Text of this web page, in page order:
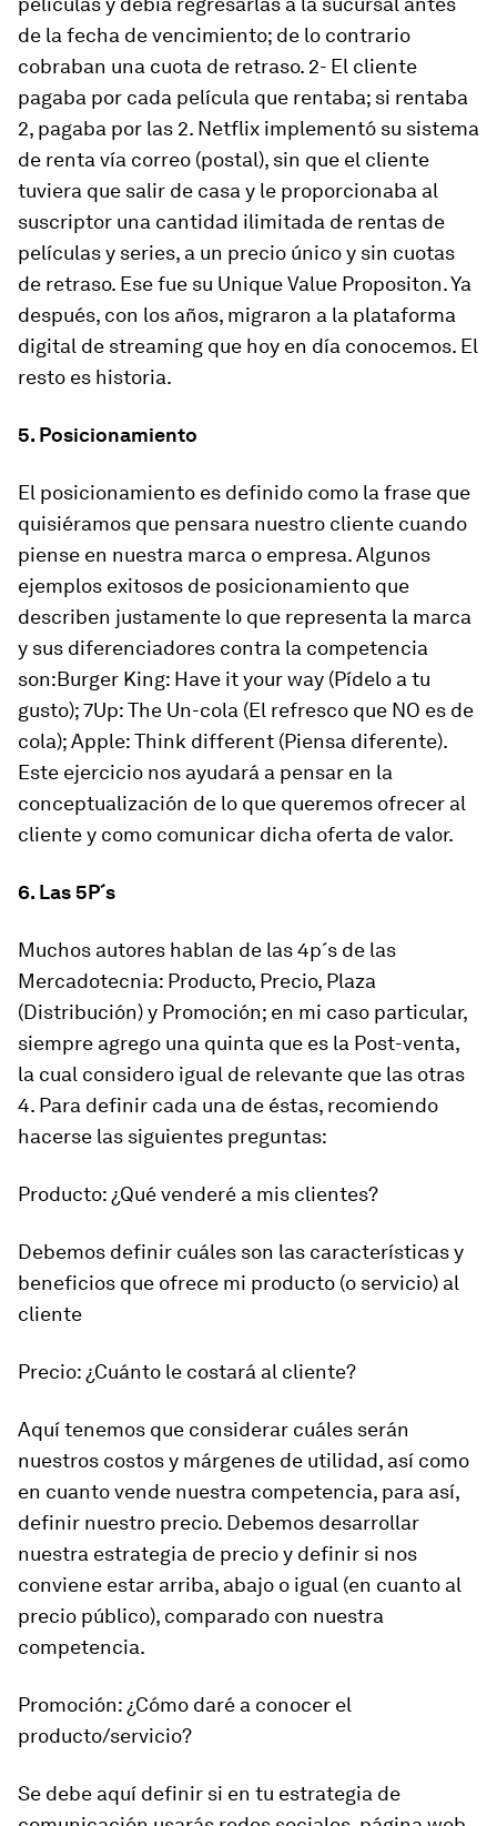
de la fecha de vencimiento; de lo contrario
cobraban una cuota de retraso. 2- El cliente
pagaba por cada película que rentaba; si rentaba
2, pagaba por las 2. Netflix implementó su sistema
de renta vía correo (postal), sin que el cliente
tuviera que salir de casa y le proporcionaba al
suscriptor una cantidad ilimitada de rentas de
películas y series, a un precio único y sin cuotas
de retraso. Ese fue su Unique Value Propositon. Ya
después, con los años, migraron a la plataforma
digital de streaming que hoy en día conocemos. El
resto es historia.
5. Posicionamiento
El posicionamiento es definido como la frase que
quisiéramos que pensara nuestro cliente cuando
piense en nuestra marca o empresa. Algunos
ejemplos exitosos de posicionamiento que
describen justamente lo que representa la marca
y sus diferenciadores contra la competencia
son:Burger King: Have it your way (Pídelo a tu
gusto); 7Up:The Un-cola (El refresco que NO es de
cola);Apple:Think different (Piensa diferente).
Este ejercicio nos ayudará a pensar en la
conceptualización de lo que queremos ofrecer al
cliente y como comunicar dicha oferta de valor.
6. Las 5P´s
Muchos autores hablan de las 4p´s de las
Mercadotecnia: Producto, Precio, Plaza
(Distribución) y Promoción; en mi caso particular,
siempre agrego una quinta que es la Post-venta,
la cual considero igual de relevante que las otras
4. Para definir cada una de éstas, recomiendo
hacerse las siguientes preguntas:
Producto: ¿Qué venderé a mis clientes?
Debemos definir cuáles son las características y
beneficios que ofrece mi producto (o servicio) al
cliente
Precio: ¿Cuánto le costará al cliente?
Aquí tenemos que considerar cuáles serán
nuestros costos y márgenes de utilidad, así como
en cuanto vende nuestra competencia, para así,
definir nuestro precio. Debemos desarrollar
nuestra estrategia de precio y definir si nos
conviene estar arriba, abajo o igual (en cuanto al
precio público), comparado con nuestra
competencia.
Promoción: ¿Cómo daré a conocer el
producto/servicio?
Se debe aquí definir si en tu estrategia de